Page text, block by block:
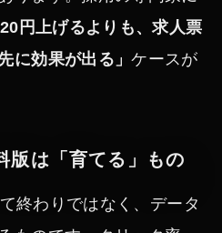
20円上げるよりも、求人票
に効果が出る」ケースが
版は「育てる」もの
終わりではなく、データ